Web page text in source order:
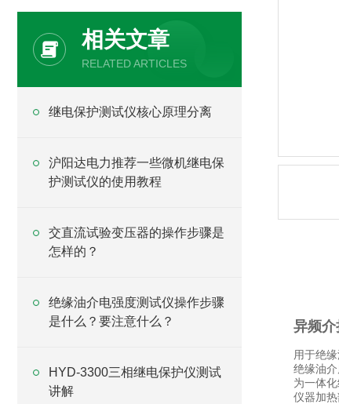
相关文章
RELATED ARTICLES
继电保护测试仪核心原理分离
沪阳达电力推荐一些微机继电保
护测试仪的使用教程
交直流试验变压器的操作步骤是
怎样的？
绝缘油介电强度测试仪操作步骤
是什么？要注意什么？
HYD-3300三相继电保护仪测试
讲解
异频
用于绝
绝缘油
为一体
仪器加